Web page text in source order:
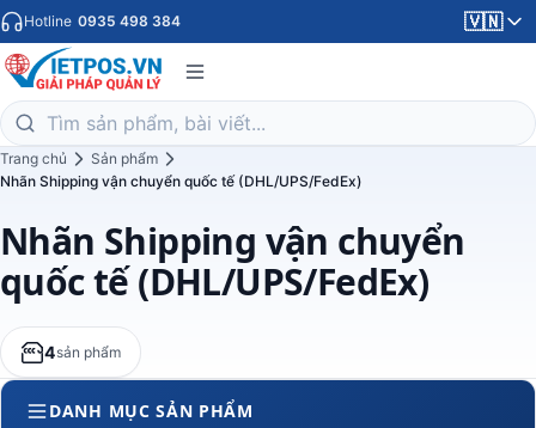
Hotline 0935 498 384 🇻🇳
Trang chủ
Sản phẩm
Nhãn Shipping vận chuyển quốc tế (DHL/UPS/FedEx)
Nhãn Shipping vận chuyển
quốc tế (DHL/UPS/FedEx)
4sản phẩm
DANH MỤC SẢN PHẨM